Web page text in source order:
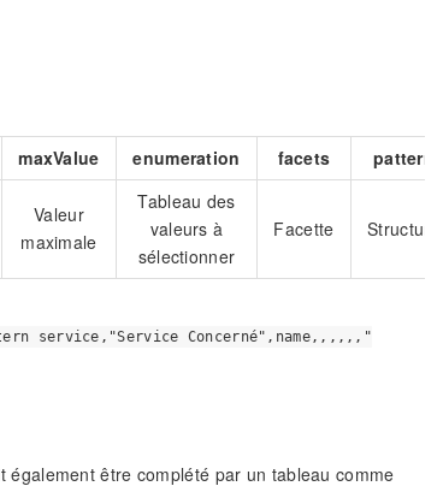
maxValue enumeration facets pattern
Valeur
maximale
Tableau des
valeurs à
sélectionner
Facette Structure
service,"Service Concerné",name,,,,,,"
être complété par un tableau comme